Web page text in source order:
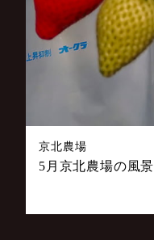
京北農場
5月京北農場の風景